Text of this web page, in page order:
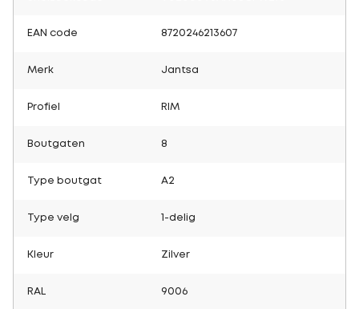
EAN code 8720246213607
Merk Jantsa
Profiel RIM
Boutgaten 8
Type boutgat A2
Type velg 1-delig
Kleur Zilver
RAL 9006